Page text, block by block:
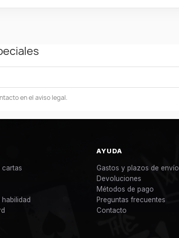
en el aviso legal.
cartas
AYUDA
Gastos y plazos de envío
Devoluciones
Métodos de pago
Preguntas frecuentes
Contacto